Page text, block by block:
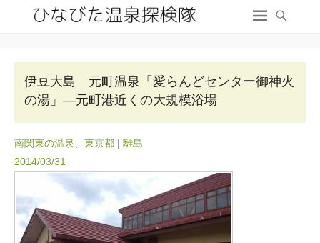
伊豆大島 元町温泉「愛らんどセンター御神火
の湯」―元町港近くの大規模浴場
南関東の温泉 東京都 | 離島
2014/03/31